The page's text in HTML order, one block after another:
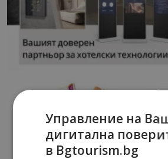
Управление на
дигитална
в Bgtourism.bg